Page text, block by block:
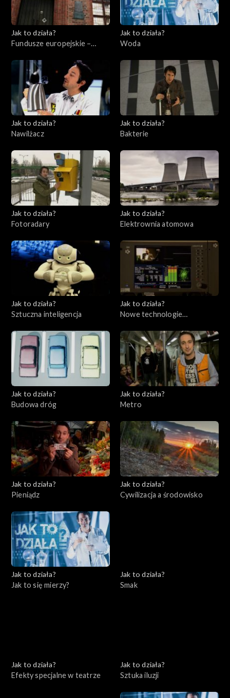
Jak to działa?
Fundusze europejskie –
Jak to działa?
Woda
Jak to działa?
Nawilżacz
Jak to działa?
Bakterie
Jak to działa?
Fotoradary
Jak to działa?
Elektrownia atomowa
Jak to działa?
Sztuczna inteligencja
Jak to działa?
Nowe technologie
Jak to działa?
Budowa dróg
Jak to działa?
Metro
Jak to działa?
Pieniądz
Jak to działa?
Cywilizacja a środowisko
Jak to działa?
Jak to się mierzy?
Jak to działa?
Smak
Jak to działa?
Efekty specjalne w teatrze
Jak to działa?
Sztuka iluzji